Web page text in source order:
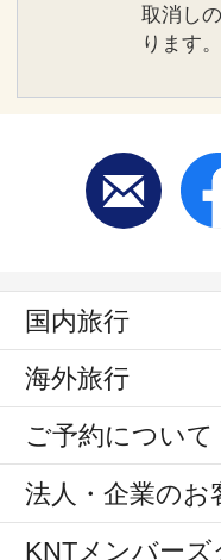
取消し
ります。
国内旅行
海外旅行
ご予約について
法人・企業のお
KNTメンバーズ